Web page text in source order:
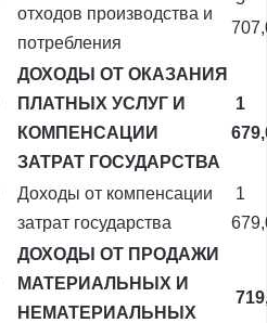
отходов производства и
потребления
ДОХОДЫ ОТ ОКАЗАНИЯ
ПЛАТНЫХ УСЛУГ И
КОМПЕНСАЦИИ
ЗАТРАТ ГОСУДАРСТВА
1
Доходы от компенсации
затрат государства
1
ДОХОДЫ ОТ ПРОДАЖИ
МАТЕРИАЛЬНЫХ И
НЕМАТЕРИАЛЬНЫХ